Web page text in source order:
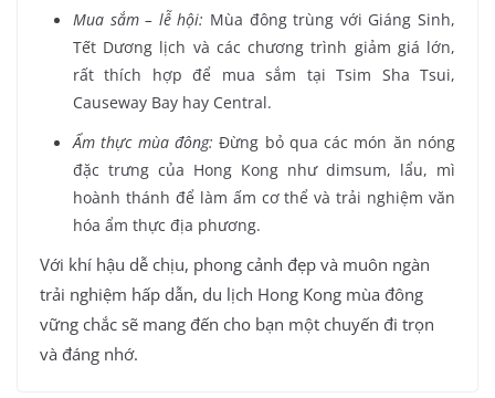
Mua sắm – lễ hội: Mùa đông trùng với Giáng Sinh,
Tết Dương lịch và các chương trình giảm giá lớn,
rất thích hợp để mua sắm tại Tsim Sha Tsui,
Causeway Bay hay Central.
Ẩm thực mùa đông: Đừng bỏ qua các món ăn nóng
đặc trưng của Hong Kong như dimsum, lẩu, mì
hoành thánh để làm ấm cơ thể và trải nghiệm văn
hóa ẩm thực địa phương.
Với khí hậu dễ chịu, phong cảnh đẹp và muôn ngàn
trải nghiệm hấp dẫn, du lịch Hong Kong mùa đông
vững chắc sẽ mang đến cho bạn một chuyến đi trọn
và đáng nhớ.